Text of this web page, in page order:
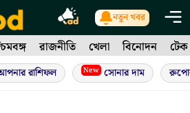
নতুন খবর
রাজনীতি খেলা বিনোদন টেক
রাশিফল New সোনার দাম